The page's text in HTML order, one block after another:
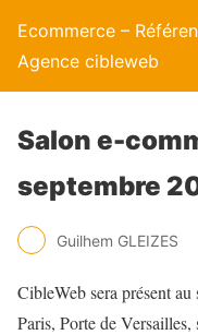
Ecommerce –
Agence cibleweb
Salon e-
septembre
Guilhem GLEIZES
CibleWeb sera présent au
Paris, Porte de